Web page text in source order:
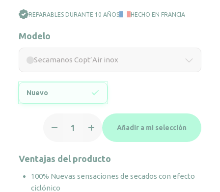
REPARABLES DURANTE 10 AÑOS HECHO EN FRANCIA
Modelo
Secamanos Copt’Air inox
Nuevo
Copt'Air
cantidad
Añadir a mi selección
Ventajas del producto
100% Nuevas sensaciones de secados con efecto
ciclónico